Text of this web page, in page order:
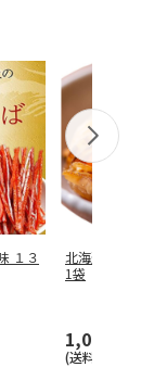
１３
北海道産ソ
1袋
1,000円
(送料別・税